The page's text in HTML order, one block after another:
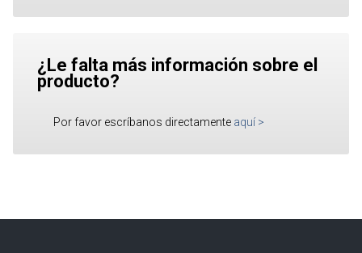
¿Le falta más información sobre el
producto?
Por favor escríbanos directamente aquí >